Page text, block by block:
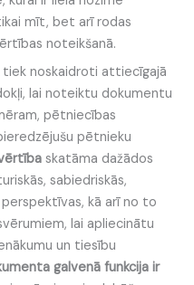
mīt, bet arī rodas
noteikšanā.
tiek noskaidroti attiecīgajā
lai noteiktu dokumentu
pētniecības
pētnieku
skatāma dažādos
sabiedriskās,
kā arī no to
lai apliecinātu
un tiesību
galvenā funkcija ir